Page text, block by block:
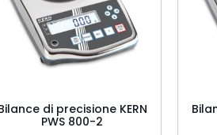
di precisione KERN
PWS 800-2